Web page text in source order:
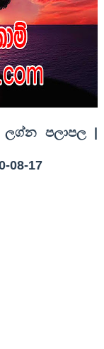
ලග්න පලාපල |
08-17